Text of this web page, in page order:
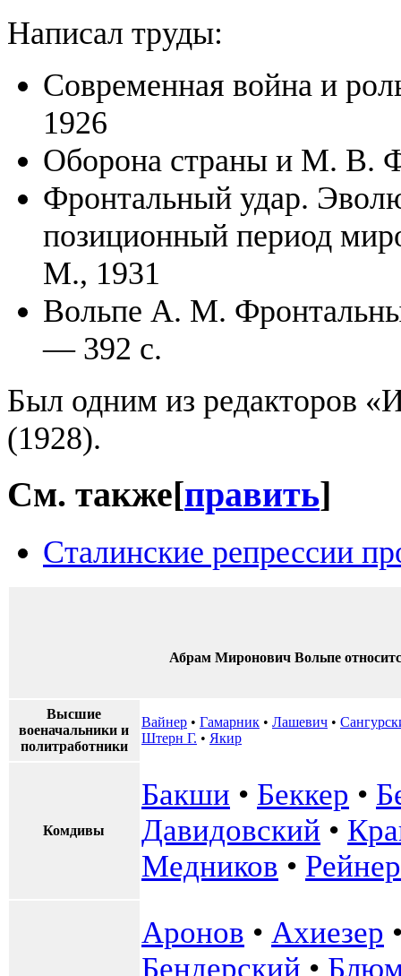
Написал труды:
Современная война и
1926
Оборона страны и М. В.
Фронтальный удар.
позиционный период
М., 1931
Вольпе А. М.
— 392 с.
Был одним из редакторов
(1928).
См. также [править]
Сталинские репрессии
Абрам Миронович Вольпе
Высшие
военачальники и
политработники
Вайнер • Гамарник • Лашевич •
Штерн Г. • Якир
Комдивы
Бакши • Беккер •
Давидовский •
Медников • Рейнер
Аронов • Ахиезер
Бендерский •